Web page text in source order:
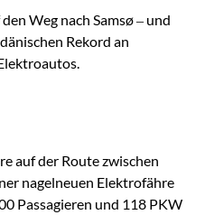
Weg nach Samsø – und
Rekord an
auf der Route zwischen
nagelneuen Elektrofähre
Passagieren und 118 PKW